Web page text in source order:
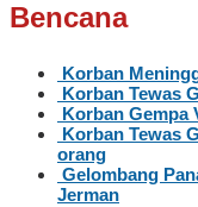
Bencana
Korban
Korban Tewas
Korban Gempa
Korban Tewas
orang
Gelombang
Jerman